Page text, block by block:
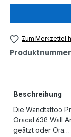
Zum Merkzettel
Beschreibung
Die Wandtattoo
Oracal 638 Wall
geätzt oder Ora…